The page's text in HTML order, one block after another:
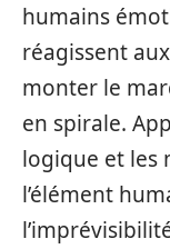
humains
réagissent
monter le
en spirale.
logique et les
l’élément